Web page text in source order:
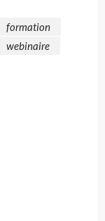
formation
webinaire